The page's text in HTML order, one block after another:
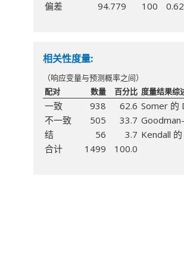
偏差
94.779 100
相关性度量:
（响应变量与预测概率之间）
配对
数量 百分比 度量结果综
一致 938 62.6 Somer 的
不一致
505 33.7
结
56 3.7 Kendall
合计
1499 100.0